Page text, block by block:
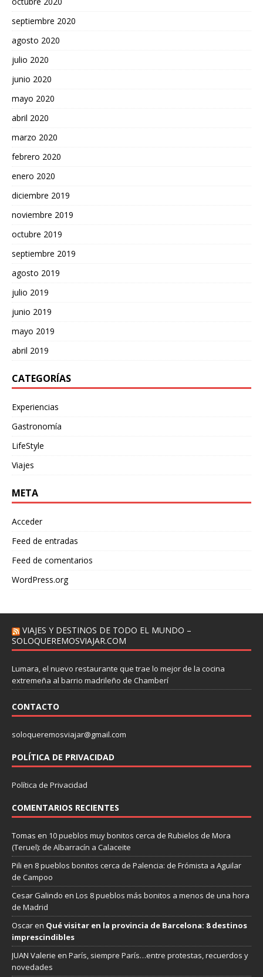
septiembre 2020
agosto 2020
julio 2020
junio 2020
mayo 2020
abril 2020
marzo 2020
febrero 2020
enero 2020
diciembre 2019
noviembre 2019
octubre 2019
septiembre 2019
agosto 2019
julio 2019
junio 2019
mayo 2019
abril 2019
CATEGORÍAS
Experiencias
Gastronomía
LifeStyle
Viajes
META
Acceder
Feed de entradas
Feed de comentarios
WordPress.org
VIAJES Y DESTINOS DE TODO EL MUNDO –
SOLOQUEREMOSVIAJAR.COM
Lumara, el nuevo restaurante que trae lo mejor de la cocina
extremeña al barrio madrileño de Chamberí
CONTACTO
soloqueremosviajar@gmail.com
POLÍTICA DE PRIVACIDAD
Política de Privacidad
COMENTARIOS RECIENTES
Tomas en 10 pueblos muy bonitos cerca de Rubielos de Mora
(Teruel): de Albarracín a Calaceite
Pili en 8 pueblos bonitos cerca de Palencia: de Frómista a Aguilar
de Campoo
Cesar Galindo en Los 8 pueblos más bonitos a menos de una hora
de Madrid
Oscaren Qué visitar en la provincia de Barcelona: 8 destinos
imprescindibles
JUAN Valerie en París, siempre París…entre protestas, recuerdos y
novedades